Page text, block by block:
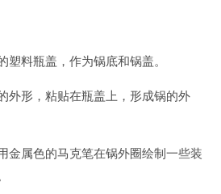
塑料瓶盖，作为锅底和锅盖。
外形，粘贴在瓶盖上，形成锅的外
金属色的马克笔在锅外圈绘制一些装